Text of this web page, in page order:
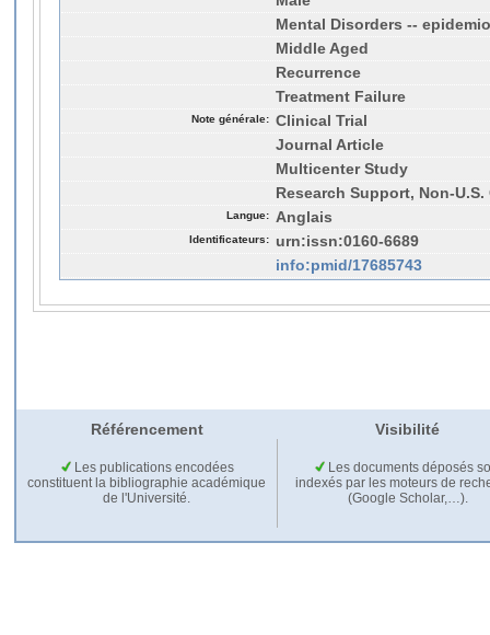
Mental Disorders --
Middle Aged
Recurrence
Treatment Failure
Note générale: Clinical Trial
Journal Article
Multicenter Study
Research Support, Non-U.S.
Langue: Anglais
Identificateurs:
urn:issn:0160-6689
info:pmid/17685743
Référencement Visibilité
Les publications encodées
constituent la bibliographie académique
de l'Université.
Les documents déposés
indexés par les moteurs de
(Google Scholar,…).